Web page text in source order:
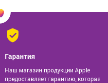
Гарантия
Наш магазин продукции Apple
предоставляет гарантию, которая